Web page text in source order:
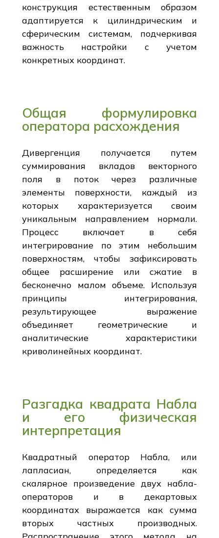
конструкция естественным образом
адаптируется к цилиндрическим и
сферическим системам, подчеркивая
важность настройки с учетом
конкретных координат.
Общая формулировка
оператора расхождения
Дивергенция получается путем
суммирования вкладов векторного
поля в поток через различные
элементы поверхности, каждый из
которых характеризуется своим
уникальным направлением нормали.
Процесс включает в себя
интегрирование по этим небольшим
поверхностям, чтобы зафиксировать
общее расширение или сжатие в
бесконечно малом объеме. Используя
принципы интегрирования,
результирующее выражение
объединяет геометрические и
аналитические характеристики
криволинейных координат.
Разгадка квадрата Набла
и его физическая
интерпретация
Квадратный оператор Набла, или
лапласиан, определяется как
скалярное произведение двух набла-
операторов и в декартовых
координатах выражается как сумма
вторых частных производных.